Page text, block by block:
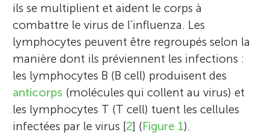
ils se multiplient et aident le corps à
combattre le virus de l’influenza. Les
lymphocytes peuvent être regroupés selon la
manière dont ils préviennent les infections :
les lymphocytes B (B cell) produisent des
anticorps (molécules qui collent au virus) et
les lymphocytes T (T cell) tuent les cellules
infectées par le virus [2] (Figure 1).